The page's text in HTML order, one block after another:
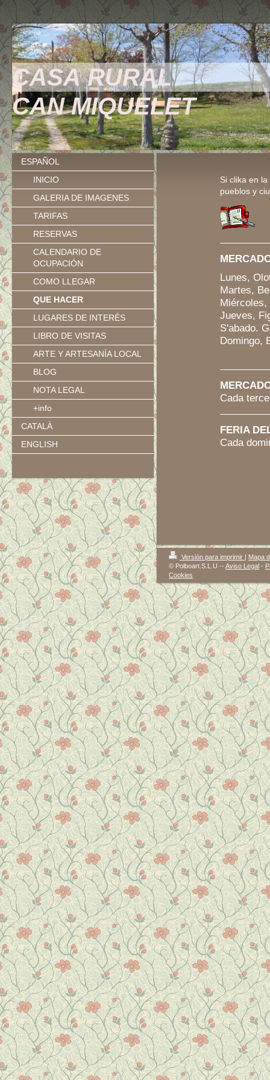
CASA RURAL
CAN MIQUELET
ESPAÑOL
INICIO
GALERIA DE IMAGENES
TARIFAS
RESERVAS
CALENDARIO DE
OCUPACIÓN
COMO LLEGAR
QUE HACER
LUGARES DE INTERÉS
LIBRO DE VISITAS
ARTE Y ARTESANÍA LOCAL
BLOG
NOTA LEGAL
+info
CATALÀ
ENGLISH
Si clika en
pueblos y
Lunes,
Martes,
Miércoles,
Jueves,
S'abado.
Domingo,
Cada
FERIA
Cada
Versión para imprimir | Mapa
© Polboart.S.L.U -- Aviso Legal -
Cookies